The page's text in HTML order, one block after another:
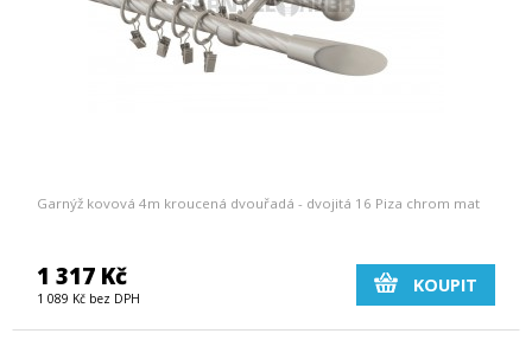
Garnýž kovová 4m kroucená dvouřadá - dvojitá 16 Piza chrom mat
1 317 Kč
1 089 Kč bez DPH
KOUPIT